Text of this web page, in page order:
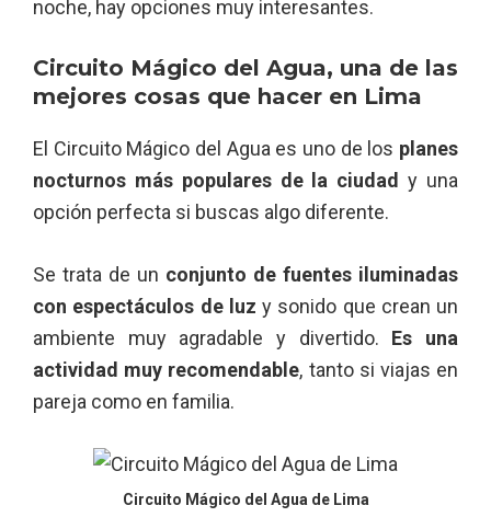
noche, hay opciones muy interesantes.
Circuito Mágico del Agua, una de las
mejores cosas que hacer en Lima
El Circuito Mágico del Agua es uno de los planes
nocturnos más populares de la ciudad y una
opción perfecta si buscas algo diferente.
Se trata de un conjunto de fuentes iluminadas
con espectáculos de luz y sonido que crean un
ambiente muy agradable y divertido. Es una
actividad muy recomendable, tanto si viajas en
pareja como en familia.
Circuito Mágico del Agua de Lima